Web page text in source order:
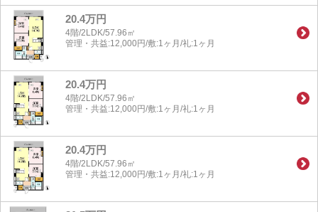
20.4万円
4階/2LDK/57.96㎡
管理・共益:12,000円/敷:1ヶ月/礼:1ヶ月
20.4万円
4階/2LDK/57.96㎡
管理・共益:12,000円/敷:1ヶ月/礼:1ヶ月
20.4万円
4階/2LDK/57.96㎡
管理・共益:12,000円/敷:1ヶ月/礼:1ヶ月